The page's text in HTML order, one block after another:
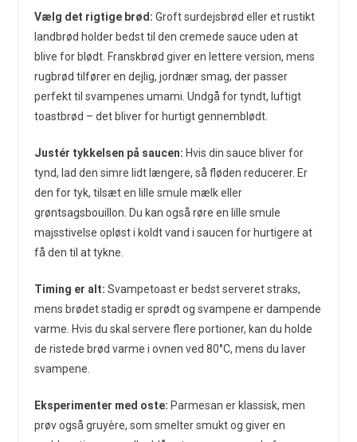
Vælg det rigtige brød: Groft surdejsbrød eller et rustikt
landbrød holder bedst til den cremede sauce uden at
blive for blødt. Franskbrød giver en lettere version, mens
rugbrød tilfører en dejlig, jordnær smag, der passer
perfekt til svampenes umami. Undgå for tyndt, luftigt
toastbrød – det bliver for hurtigt gennemblødt.
Justér tykkelsen på saucen: Hvis din sauce bliver for
tynd, lad den simre lidt længere, så fløden reducerer. Er
den for tyk, tilsæt en lille smule mælk eller
grøntsagsbouillon. Du kan også røre en lille smule
majsstivelse opløst i koldt vand i saucen for hurtigere at
få den til at tykne.
Timing er alt: Svampetoast er bedst serveret straks,
mens brødet stadig er sprødt og svampene er dampende
varme. Hvis du skal servere flere portioner, kan du holde
de ristede brød varme i ovnen ved 80°C, mens du laver
svampene.
Eksperimenter med oste: Parmesan er klassisk, men
prøv også gruyère, som smelter smukt og giver en